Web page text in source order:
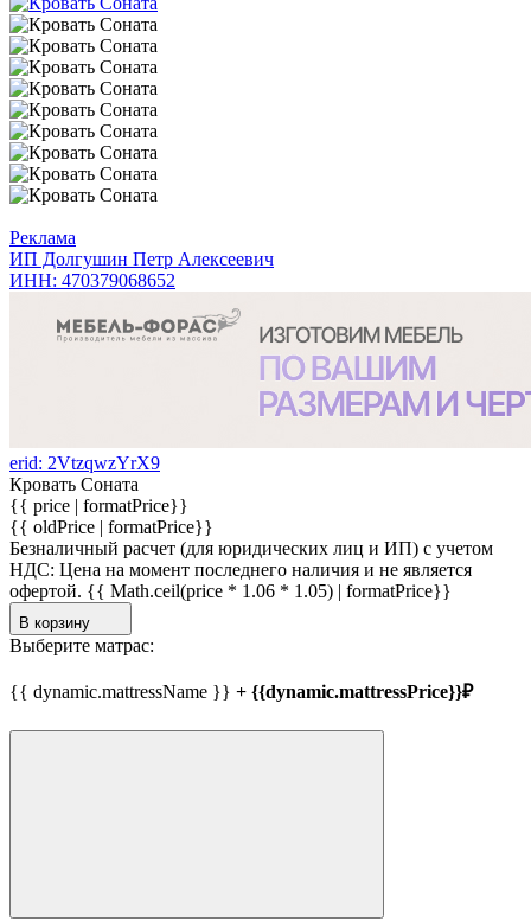
Реклама
ИП Долгушин Петр Алексеевич
ИНН: 470379068652
erid: 2VtzqwzYrX9
Кровать Соната
{{ price | formatPrice}}
{{ oldPrice | formatPrice}}
Безналичный расчет (для юридических лиц и ИП) с учетом
НДС: Цена на момент последнего наличия и не является
офертой. {{ Math.ceil(price * 1.06 * 1.05) | formatPrice}}
В корзину
Выберите матрас:
{{ dynamic.mattressName }} + {{dynamic.mattressPrice}}₽